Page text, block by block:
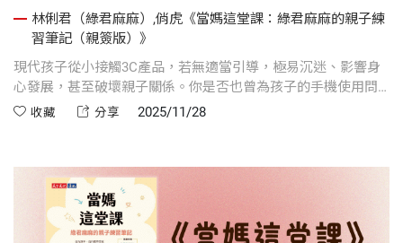
筆記》
林俐君（綠君麻麻）,俏虎《當媽這堂課：綠君麻麻的親子練
習筆記（親簽版）》
現代孩子從小接觸3C產品，若無適當引導，極易沉迷、影響身
心發展，甚至破壞親子關係。你是否也曾為孩子的手機使用問
題感到困擾？親職作家綠君麻麻多年實踐的「3C使用公約」，
收藏 分享 2025/11/28